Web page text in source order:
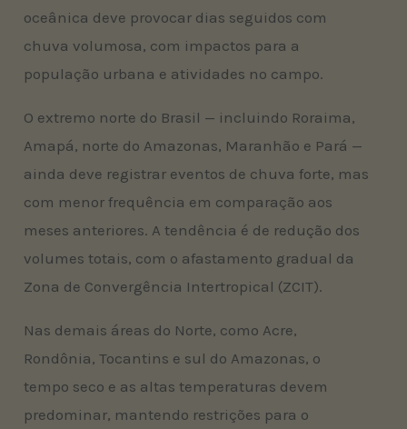
oceânica deve provocar dias seguidos com
chuva volumosa, com impactos para a
população urbana e atividades no campo.
O extremo norte do Brasil — incluindo Roraima,
Amapá, norte do Amazonas, Maranhão e Pará —
ainda deve registrar eventos de chuva forte, mas
com menor frequência em comparação aos
meses anteriores. A tendência é de redução dos
volumes totais, com o afastamento gradual da
Zona de Convergência Intertropical (ZCIT).
Nas demais áreas do Norte, como Acre,
Rondônia, Tocantins e sul do Amazonas, o
tempo seco e as altas temperaturas devem
predominar, mantendo restrições para o